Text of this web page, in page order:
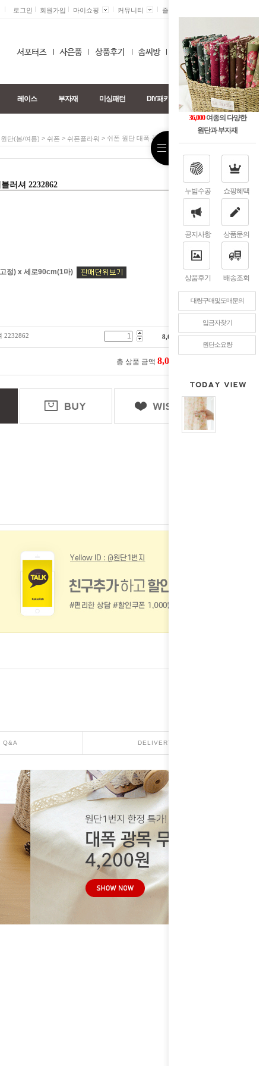
36,000여종의 다양한
원단과 부자재
누빔수공 쇼핑혜택
공지사항 상품문의
상품후기 배송조회
대량구매및도매문의
입금자찾기
원단소요량
로그인 회원가입 마이쇼핑 커뮤니티 즐겨찾기 +
0
레이스 부자재 미싱패턴 DIY패키지
단(봄/여름) > 쉬폰 > 쉬폰플라워 > 쉬폰 원단 대폭 꽃무늬 피치블러셔 2232862
러셔 2232862
정) x 세로90cm(1마)
2232862 8,000 원
총 상품 금액 8,000
Q&A DELIVERY